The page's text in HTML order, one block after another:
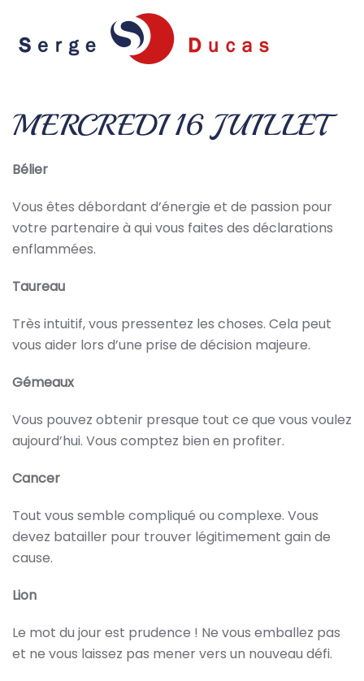
Skip to main content
MERCREDI 16 JUILLET
Bélier
Vous êtes débordant d’énergie et de passion pour
votre partenaire à qui vous faites des déclarations
enflammées.
Taureau
Très intuitif, vous pressentez les choses. Cela peut
vous aider lors d’une prise de décision majeure.
Gémeaux
Vous pouvez obtenir presque tout ce que vous voulez
aujourd’hui. Vous comptez bien en profiter.
Cancer
Tout vous semble compliqué ou complexe. Vous
devez batailler pour trouver légitimement gain de
cause.
Lion
Le mot du jour est prudence ! Ne vous emballez pas
et ne vous laissez pas mener vers un nouveau défi.